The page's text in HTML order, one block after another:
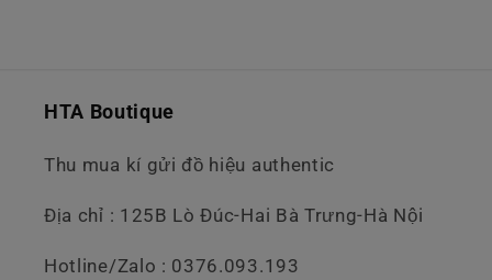
HTA Boutique
Thu mua kí gửi đồ hiệu authentic
Địa chỉ : 125B Lò Đúc-Hai Bà Trưng-Hà Nội
Hotline/Zalo : 0376.093.193